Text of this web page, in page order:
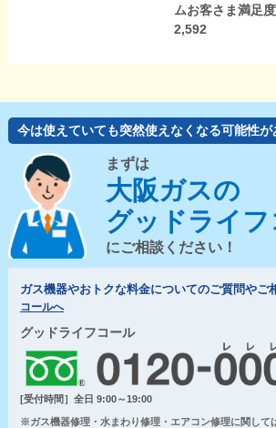
ムお客さま満足
2,592
今は使えていても突然使えなくなる可能性が
まずは
大阪ガスの
グッドライ
にご相談ください！
ガス機器やおトクな料金についてのご質問やご
コールへ
グッドライフコール
[受付時間］全日 9:00～19:00
※ガス機器修理・水まわり修理・エアコン修理に関して